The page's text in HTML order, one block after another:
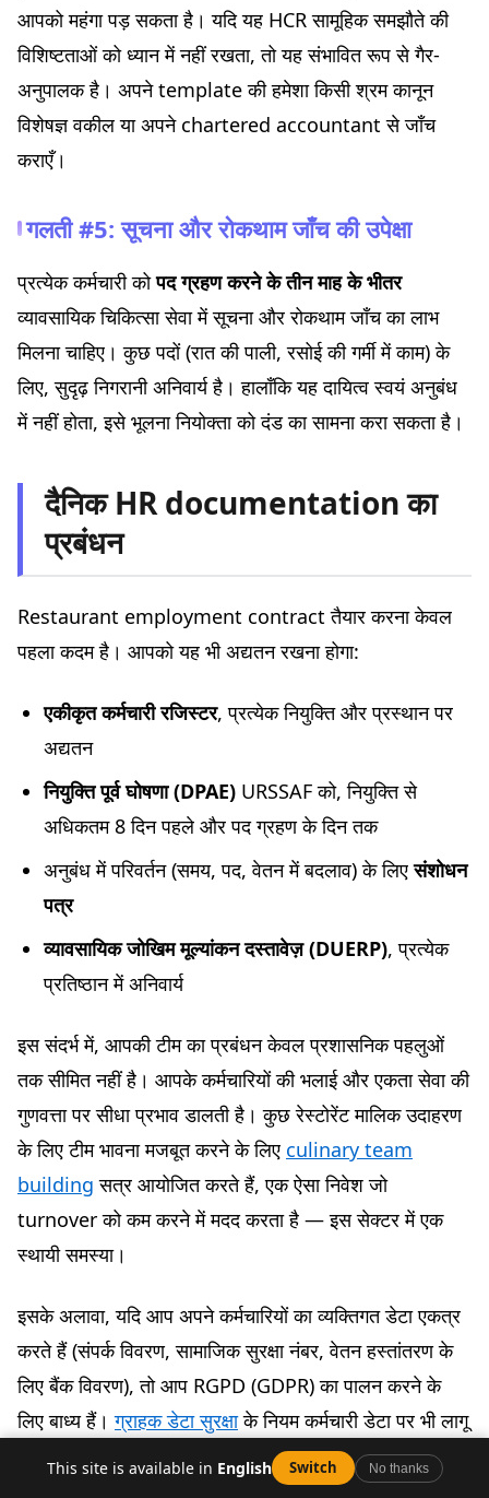
आपको महंगा पड़ सकता है। यदि यह HCR सामूहिक समझौते की
विशिष्टताओं को ध्यान में नहीं रखता, तो यह संभावित रूप से गैर-
अनुपालक है। अपने template की हमेशा किसी श्रम कानून
विशेषज्ञ वकील या अपने chartered accountant से जाँच
कराएँ।
गलती #5: सूचना और रोकथाम जाँच की उपेक्षा
प्रत्येक कर्मचारी कोपद ग्रहण करने के तीन माह के भीतर
व्यावसायिक चिकित्सा सेवा में सूचना और रोकथाम जाँच का लाभ
मिलना चाहिए। कुछ पदों (रात की पाली, रसोई की गर्मी में काम) के
लिए, सुदृढ़ निगरानी अनिवार्य है। हालाँकि यह दायित्व स्वयं अनुबंध
में नहीं होता, इसे भूलना नियोक्ता को दंड का सामना करा सकता है।
दैनिक HR documentation का
प्रबंधन
Restaurant employment contract तैयार करना केवल
पहला कदम है। आपको यह भी अद्यतन रखना होगा:
एकीकृत कर्मचारी रजिस्टर, प्रत्येक नियुक्ति और प्रस्थान पर
अद्यतन
नियुक्ति पूर्व घोषणा (DPAE) URSSAF को, नियुक्ति से
अधिकतम 8 दिन पहले और पद ग्रहण के दिन तक
अनुबंध में परिवर्तन (समय, पद, वेतन में बदलाव) के लिएसंशोधन
पत्र
व्यावसायिक जोखिम मूल्यांकन दस्तावेज़ (DUERP), प्रत्येक
प्रतिष्ठान में अनिवार्य
इस संदर्भ में, आपकी टीम का प्रबंधन केवल प्रशासनिक पहलुओं
तक सीमित नहीं है। आपके कर्मचारियों की भलाई और एकता सेवा की
गुणवत्ता पर सीधा प्रभाव डालती है। कुछ रेस्टोरेंट मालिक उदाहरण
के लिए टीम भावना मजबूत करने के लिए culinary team
building सत्र आयोजित करते हैं, एक ऐसा निवेश जो
turnover को कम करने में मदद करता है — इस सेक्टर में एक
स्थायी समस्या।
इसके अलावा, यदि आप अपने कर्मचारियों का व्यक्तिगत डेटा एकत्र
करते हैं (संपर्क विवरण, सामाजिक सुरक्षा नंबर, वेतन हस्तांतरण के
लिए बैंक विवरण), तो आप RGPD (GDPR) का पालन करने के
लिए बाध्य हैं।ग्राहक डेटा सुरक्षाके नियम कर्मचारी डेटा पर भी लागू
होते हैं — स्वतंत्र रेस्टोरेंट मालिकों द्वारा अक्सर अनदेखा किया जाने
This site is available in English Switch No thanks